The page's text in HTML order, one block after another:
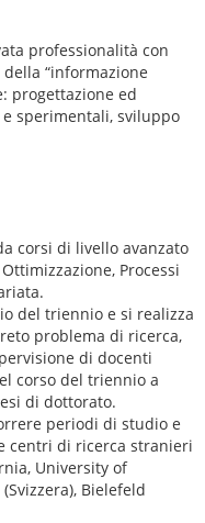
professionalità con
“informazione
progettazione ed
sperimentali, sviluppo
corsi di livello avanzato
Processi
del triennio e si realizza
problema di ricerca,
di docenti
corso del triennio a
di dottorato.
periodi di studio e
centri di ricerca stranieri
University of
Bielefeld